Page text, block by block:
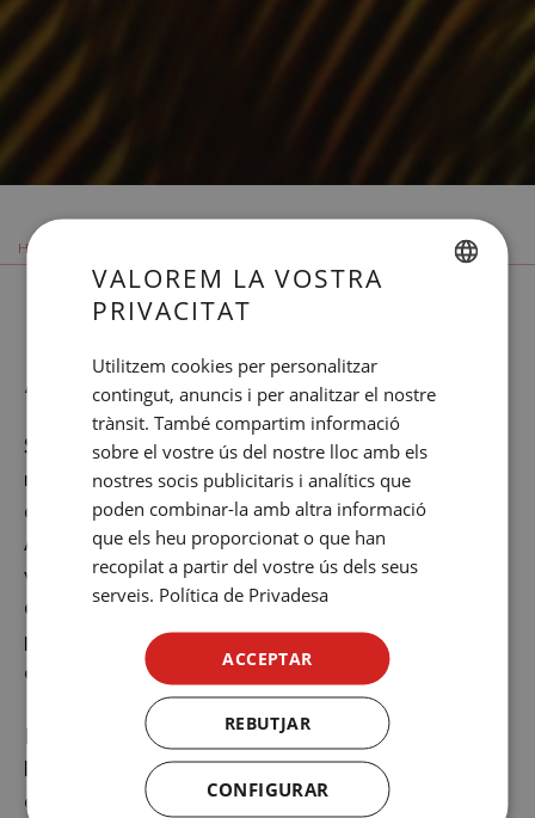
HOME
DISSENY I
ARQUITECTURA
SOHO neix de l'acrònimSOFT(suau) iHOT(càlid),
representant una multiplicació d'efectes i estímuls
que apareixen i desapareixen davant el propi hoste.
Ambdós (softi hot) es manifesten constantment al
visitant a través d'un transfons de disseny,
originalitatque el converteixen en l'espai ideal per a
parelles que esperen alguna cosa més de la seva
estada a Barcelona.
El disseny de l'hotel es basa en la senzillesa de les
línies i el contrast d'estils, on els elements "
competeixen amb la més absoluta modernitat. El
CATALAN
FRENCH
ITALIAN
VALOREM LA VOSTRA
PRIVACITAT
Utilitzem cookies per personalitzar
contingut, anuncis i per analitzar el nostre
trànsit. També compartim informació
sobre el vostre ús del nostre lloc amb els
nostres socis publicitaris i analítics que
poden combinar-la amb altra informació
que els heu proporcionat o que han
recopilat a partir del vostre ús dels seus
serveis. Política de Privadesa
ACCEPTAR
REBUTJAR
CONFIGURAR